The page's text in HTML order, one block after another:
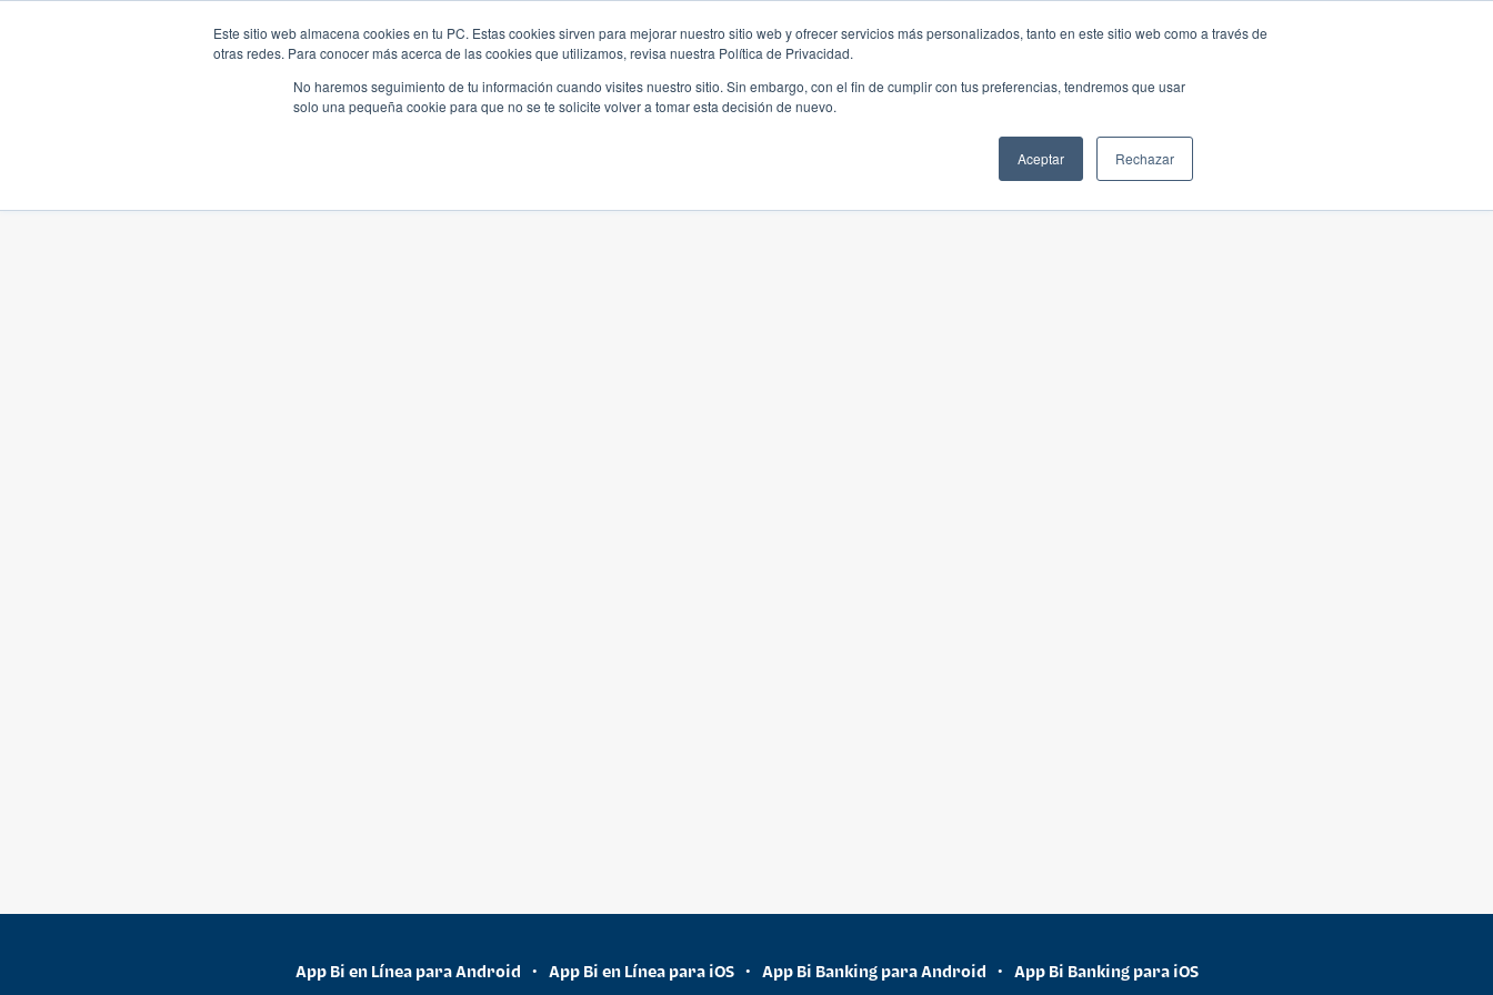
Este sitio web almacena cookies en tu PC. Estas cookies sirven para mejorar nuestro sitio web y ofrecer servicios más personalizados, tanto en este sitio web como a través de
otras redes. Para conocer más acerca de las cookies que utilizamos, revisa nuestra Política de Privacidad.
No haremos seguimiento de tu información cuando visites nuestro sitio. Sin embargo, con el fin de cumplir con tus preferencias, tendremos que usar
solo una pequeña cookie para que no se te solicite volver a tomar esta decisión de nuevo.
Aceptar Rechazar
App Bi en Línea para Android • App Bi en Línea para iOS • App Bi Banking para Android • App Bi Banking para iOS